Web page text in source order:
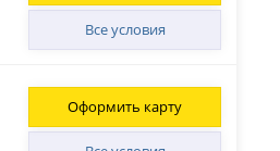
Все условия
Оформить карту